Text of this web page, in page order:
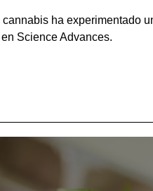
ha experimentado
Science Advances.